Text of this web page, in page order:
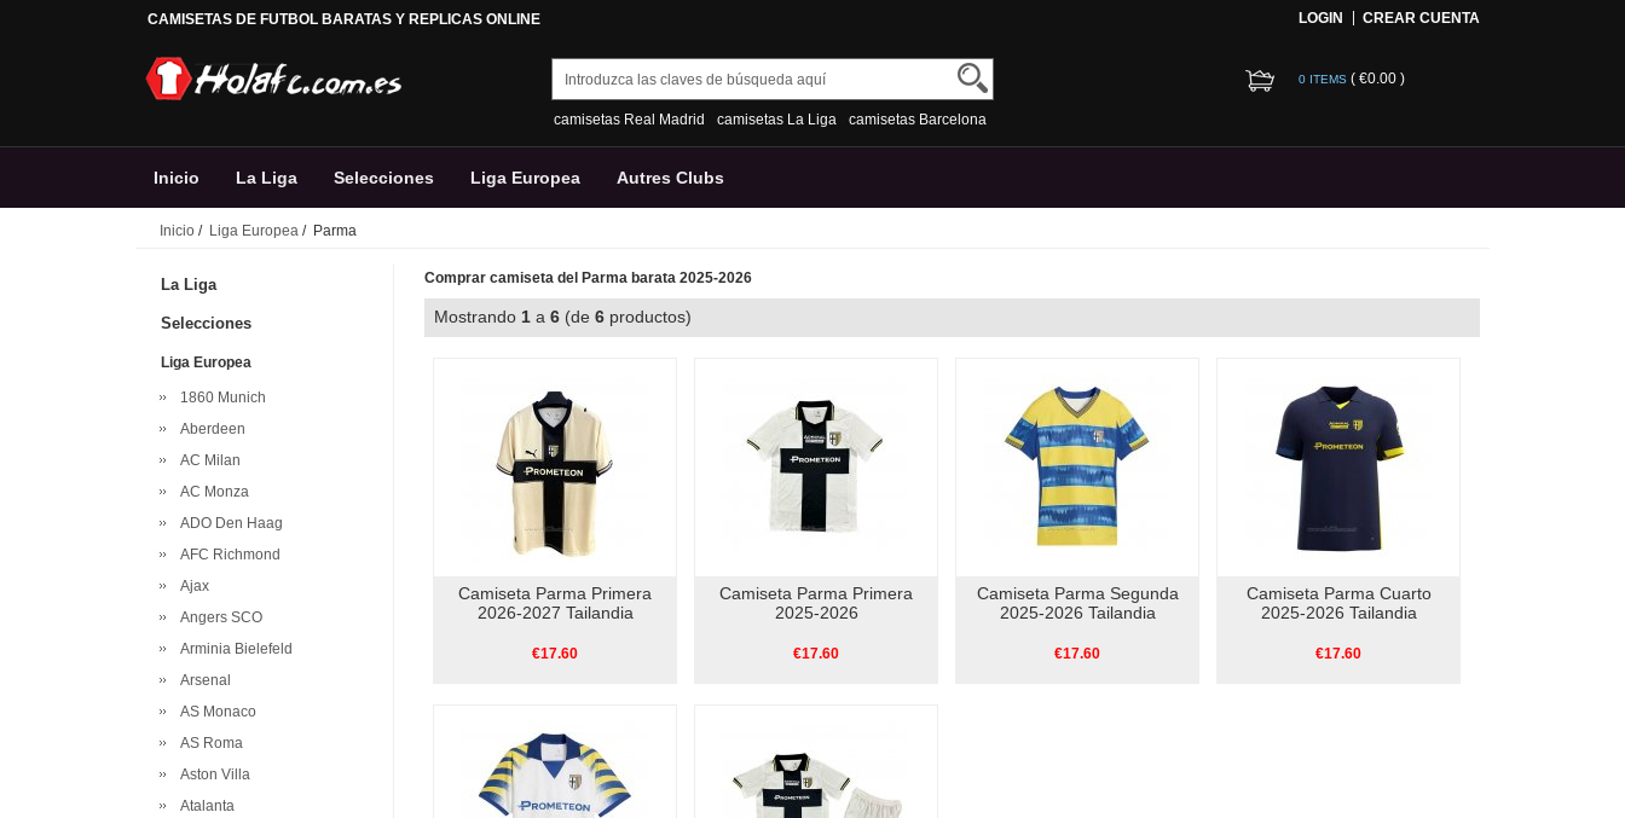
CAMISETAS DE FUTBOL BARATAS Y REPLICAS ONLINE LOGIN CREAR CUENTA
camisetas Real Madrid camisetas La Liga camisetas Barcelona
0 ITEMS ( €0.00 )
Inicio La Liga Selecciones Liga Europea Autres Clubs
Inicio / Liga Europea / Parma
La Liga
Selecciones
Liga Europea
1860 Munich
Aberdeen
AC Milan
AC Monza
ADO Den Haag
AFC Richmond
Ajax
Angers SCO
Arminia Bielefeld
Arsenal
AS Monaco
AS Roma
Aston Villa
Atalanta
Comprar camiseta del Parma barata 2025-2026
Mostrando 1 a 6 (de 6 productos)
Camiseta Parma Primera
2026-2027 Tailandia
€17.60
Camiseta Parma Primera
2025-2026
€17.60
Camiseta Parma Segunda
2025-2026 Tailandia
€17.60
Camiseta Parma Cuarto
2025-2026 Tailandia
€17.60